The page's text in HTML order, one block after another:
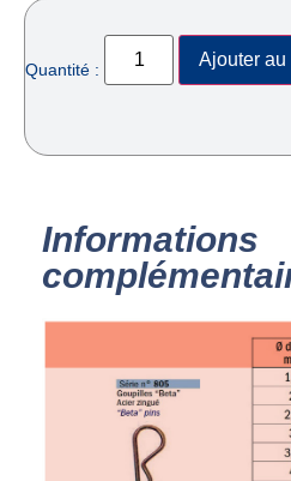
Quantité : Ajouter au
Informations